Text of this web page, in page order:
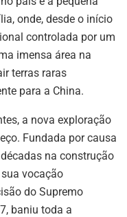
onde, desde o início
controlada por um
imensa área na
terras raras
para a China.
a nova exploração
Fundada por causa
na construção
vocação
do Supremo
baniu toda a